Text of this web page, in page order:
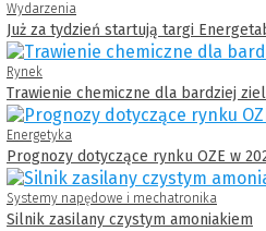
Wydarzenia
Już za tydzień startują targi
Rynek
Trawienie chemiczne dla bardziej
Energetyka
Prognozy dotyczące rynku OZE w
Systemy napędowe i mechatronika
Silnik zasilany czystym amoniakiem